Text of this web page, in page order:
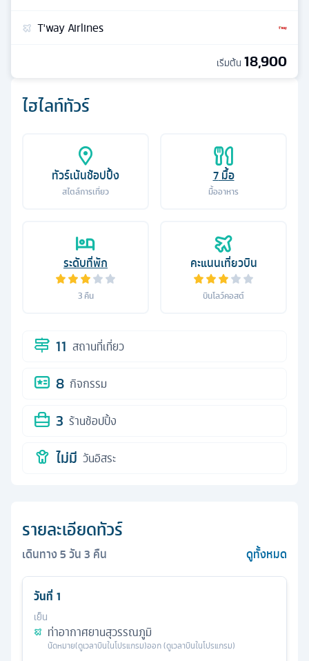
ไฮไลท์ทัวร์
ทัวร์เน้นช้อปปิ้ง
สไตล์การเที่ยว
7มื้อ
มื้ออาหาร
ระดับที่พัก
3คืน
คะแนนเที่ยวบิน
บินโลว์คอสต์
11 สถานที่เที่ยว
8 กิจกรรม
3 ร้านช้อปปิ้ง
ไม่มี วันอิสระ
รายละเอียดทัวร์
เดินทาง5วัน3 คืน ดูทั้งหมด
วันที่ 1
เย็น
ท่าอากาศยานสุวรรณภูมิ
นัดหมาย(ดูเวลาบินในโปรแกรม)ออก(ดูเวลาบินในโปรแกรม)
T'way Airlines
เริ่มต้น 18,900